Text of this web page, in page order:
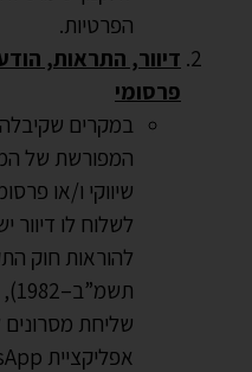
הפרטיות.
דיוור, התראות,
פרסומי
במקרים
המפורשת של
שיווקי ו/או
לשלוח לו
להוראות חוק
שליחת מסרונים